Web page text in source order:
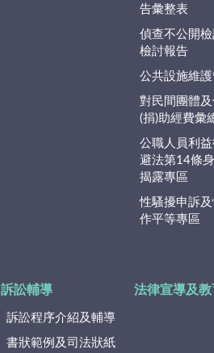
告彙整表
偵查不公開檢
檢討報告
公共設施維護
對民間團體
(捐)助經費彙
公職人員利益
避法第14條
揭露專區
性騷擾申訴
作平等專區
訴訟輔導
訴訟程序介紹及輔導
書狀範例及司法狀紙
法律宣導及教